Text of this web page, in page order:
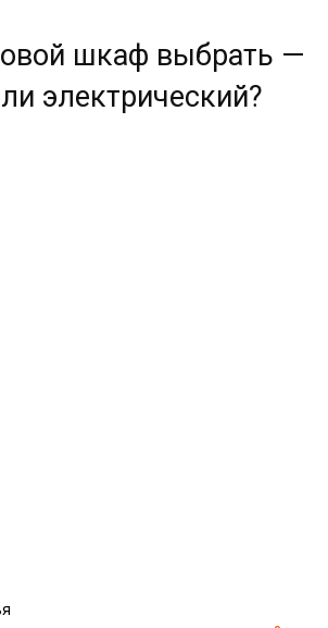
шкаф выбрать —
электрический?